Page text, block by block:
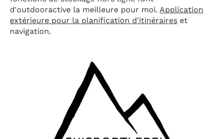
d'outdooractive la meilleure pour moi. Application
extérieure pour la planification d'itinéraires et
navigation.